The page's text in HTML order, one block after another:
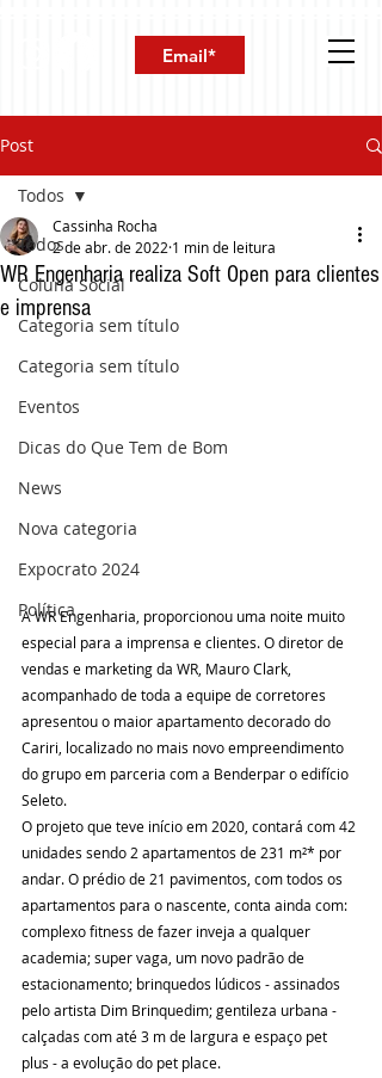
Post
Todos
Coluna Social
Categoria sem título
Categoria sem título
Eventos
Dicas do Que Tem de Bom
News
Nova categoria
Expocrato 2024
Política
Todos
WR Engenharia realiza Soft Open para clientes
e imprensa
Cassinha Rocha
2 de abr. de 2022 1 min de leitura
A WR Engenharia, proporcionou uma noite muito
especial para a imprensa e clientes. O diretor de
vendas e marketing da WR, Mauro Clark,
acompanhado de toda a equipe de corretores
apresentou o maior apartamento decorado do
Cariri, localizado no mais novo empreendimento
do grupo em parceria com a Benderpar o edifício
Seleto.
O projeto que teve início em 2020, contará com 42
unidades sendo 2 apartamentos de 231 m²* por
andar. O prédio de 21 pavimentos, com todos os
apartamentos para o nascente, conta ainda com:
complexo fitness de fazer inveja a qualquer
academia; super vaga, um novo padrão de
estacionamento; brinquedos lúdicos - assinados
pelo artista Dim Brinquedim; gentileza urbana -
calçadas com até 3 m de largura e espaço pet
plus - a evolução do pet place.